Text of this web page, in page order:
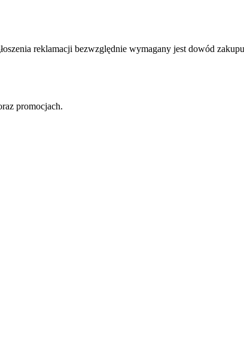
reklamacji bezwzględnie wymagany jest dowód
promocjach.